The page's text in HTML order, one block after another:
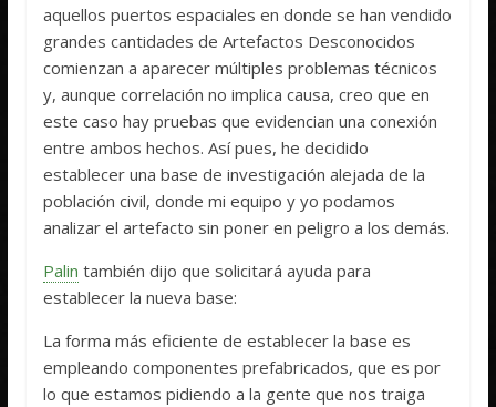
aquellos puertos espaciales en donde se han vendido
grandes cantidades de Artefactos Desconocidos
comienzan a aparecer múltiples problemas técnicos
y, aunque correlación no implica causa, creo que en
este caso hay pruebas que evidencian una conexión
entre ambos hechos. Así pues, he decidido
establecer una base de investigación alejada de la
población civil, donde mi equipo y yo podamos
analizar el artefacto sin poner en peligro a los demás.
Palin también dijo que solicitará ayuda para
establecer la nueva base:
La forma más eficiente de establecer la base es
empleando componentes prefabricados, que es por
lo que estamos pidiendo a la gente que nos traiga